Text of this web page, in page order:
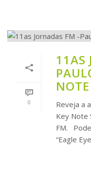
0
11AS
Reveja a
Key Note
FM.
“Eagle